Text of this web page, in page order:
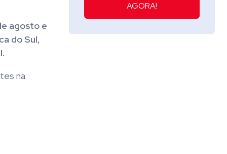
agosto e
do Sul,
na
AGORA!